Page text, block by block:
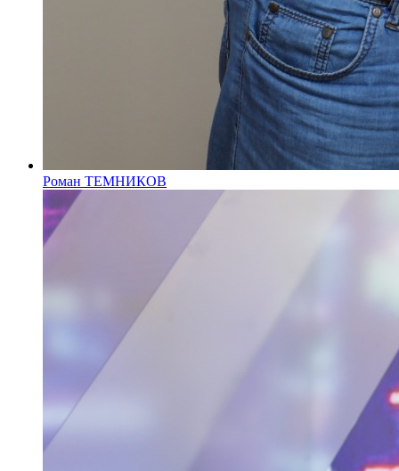
Роман ТЕМНИКОВ